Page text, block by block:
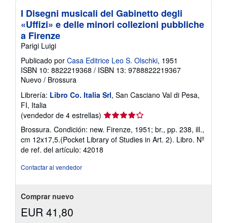
I Disegni musicali del Gabinetto degli
«Uffizi» e delle minori collezioni pubbliche
a Firenze
Parigi Luigi
Publicado por Casa Editrice Leo S. Olschki, 1951
ISBN 10: 8822219368 / ISBN 13: 9788822219367
Nuevo / Brossura
Librería: Libro Co. Italia Srl, San Casciano Val di Pesa,
FI, Italia
(vendedor de 4 estrellas) Calificación
del
vendedor:
4
Brossura. Condición: new. Firenze, 1951; br., pp. 238, ill.,
cm 12x17,5.(Pocket Library of Studies in Art. 2). Libro. Nº
de ref. del artículo: 42018
Contactar al vendedor
Comprar nuevo
EUR 41,80